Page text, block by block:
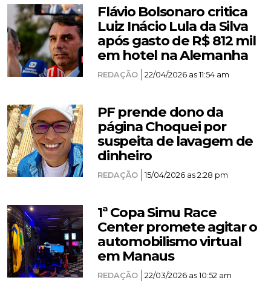
Flávio Bolsonaro critica
Luiz Inácio Lula da Silva
após gasto de R$ 812 mil
em hotel na Alemanha
REDAÇÃO 22/04/2026 as 11:54 am
PF prende dono da
página Choquei por
suspeita de lavagem de
dinheiro
REDAÇÃO 15/04/2026 as 2:28 pm
1ª Copa Simu Race
Center promete agitar o
automobilismo virtual
em Manaus
REDAÇÃO 22/03/2026 as 10:52 am